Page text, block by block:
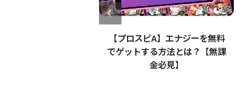
【プロスピA】エナジーを無料
でゲットする方法とは？【無課
金必見】